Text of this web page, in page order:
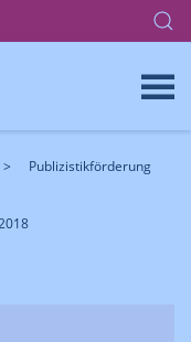
Publizistikförderung